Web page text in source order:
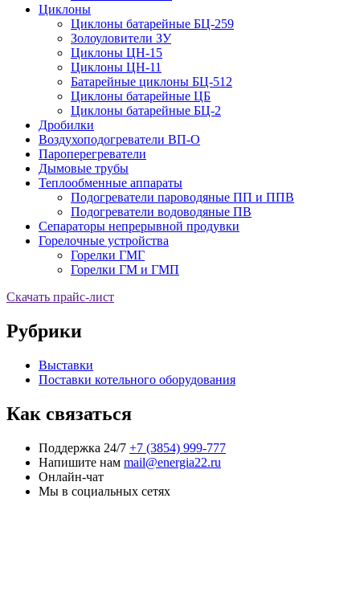
Циклоны
Циклоны батарейные БЦ-259
Золоуловители ЗУ
Циклоны ЦН-15
Циклоны ЦН-11
Батарейные циклоны БЦ-512
Циклоны батарейные ЦБ
Циклоны батарейные БЦ-2
Дробилки
Воздухоподогреватели ВП-О
Пароперегреватели
Дымовые трубы
Теплообменные аппараты
Подогреватели пароводяные ПП и ППВ
Подогреватели водоводяные ПВ
Сепараторы непрерывной продувки
Горелочные устройства
Горелки ГМГ
Горелки ГМ и ГМП
Скачать прайс-лист
Рубрики
Выставки
Поставки котельного оборудования
Как связаться
Поддержка 24/7 +7 (3854) 999-777
Напишите нам mail@energia22.ru
Онлайн-чат
Мы в социальных сетях